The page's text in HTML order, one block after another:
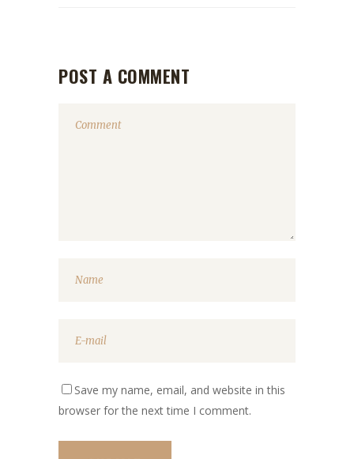
POST A COMMENT
Save my name, email, and website in this
browser for the next time I comment.